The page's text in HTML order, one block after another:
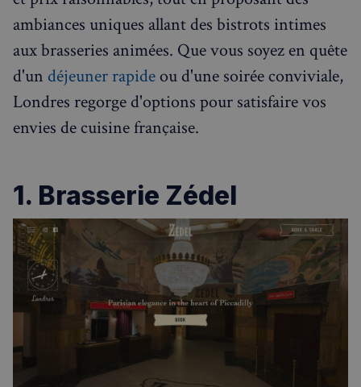
ambiances uniques allant des bistrots intimes
aux brasseries animées. Que vous soyez en quête
d'un déjeuner rapide ou d'une soirée conviviale,
Londres regorge d'options pour satisfaire vos
envies de cuisine française.
1. Brasserie Zédel